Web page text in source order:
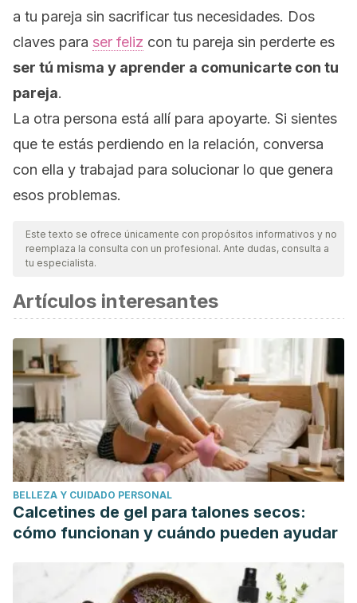
a tu pareja sin sacrificar tus necesidades. Dos
claves para ser feliz con tu pareja sin perderte es
ser tú misma y aprender a comunicarte con tu
pareja.
La otra persona está allí para apoyarte. Si sientes
que te estás perdiendo en la relación, conversa
con ella y trabajad para solucionar lo que genera
esos problemas.
Este texto se ofrece únicamente con propósitos informativos y no
reemplaza la consulta con un profesional. Ante dudas, consulta a
tu especialista.
Artículos interesantes
BELLEZA Y CUIDADO PERSONAL
Calcetines de gel para talones secos:
cómo funcionan y cuándo pueden ayudar